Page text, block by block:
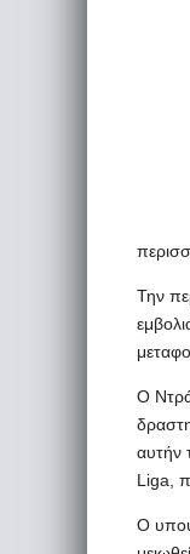
Την
Ο
αυτήν
Liga,
Ο